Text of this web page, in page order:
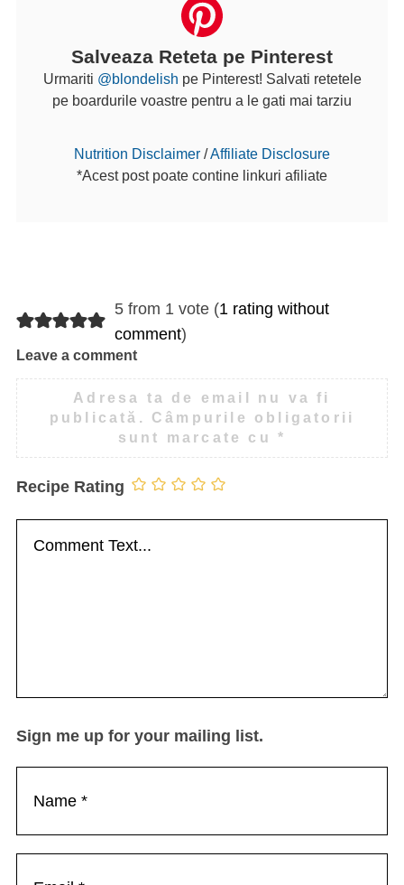
Salveaza Reteta pe Pinterest
Urmariti @blondelish pe Pinterest! Salvati retetele
pe boardurile voastre pentru a le gati mai tarziu
Nutrition Disclaimer /Affiliate Disclosure
*Acest post poate contine linkuri afiliate
5 from 1 vote (1 rating without
comment)
Leave a comment
Adresa ta de email nu va fi
publicată.
Câmpurile obligatorii
sunt marcate cu *
Recipe Rating
Sign me up for your mailing list.